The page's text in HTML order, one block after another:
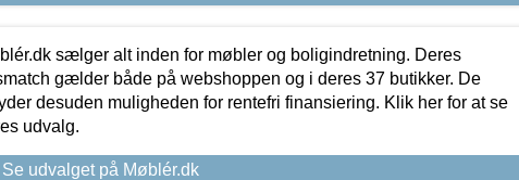
sælger alt inden for møbler og boligindretning. Deres
gælder både på webshoppen og i deres 37 butikker. De
desuden muligheden for rentefri finansiering. Klik her for at se
udvalg.
Se udvalget på Møblér.dk